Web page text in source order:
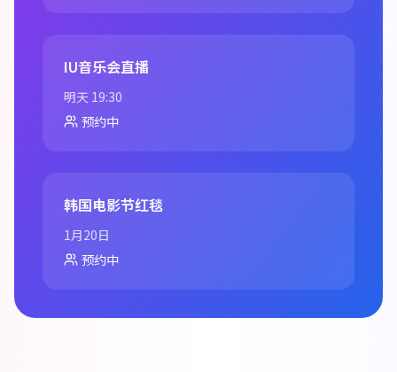
IU音乐会直播
明天 19:30
预约中
韩国电影节红毯
1月20日
预约中